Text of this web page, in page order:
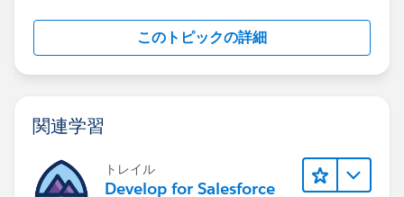
このトピックの詳細
関連学習
トレイル
Develop for Salesforce